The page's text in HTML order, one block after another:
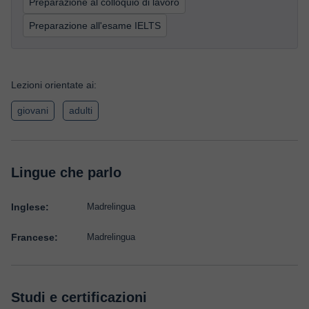
Preparazione all'esame IELTS
Lezioni orientate ai:
giovani adulti
Lingue che parlo
Inglese: Madrelingua
Francese: Madrelingua
Studi e certificazioni